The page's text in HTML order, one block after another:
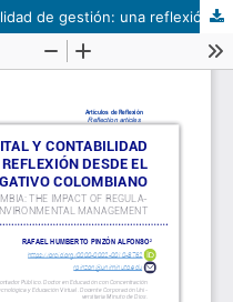
Transformación digital y contabilidad de gestión: una reflexión desde el contexto investigativo Colombiano